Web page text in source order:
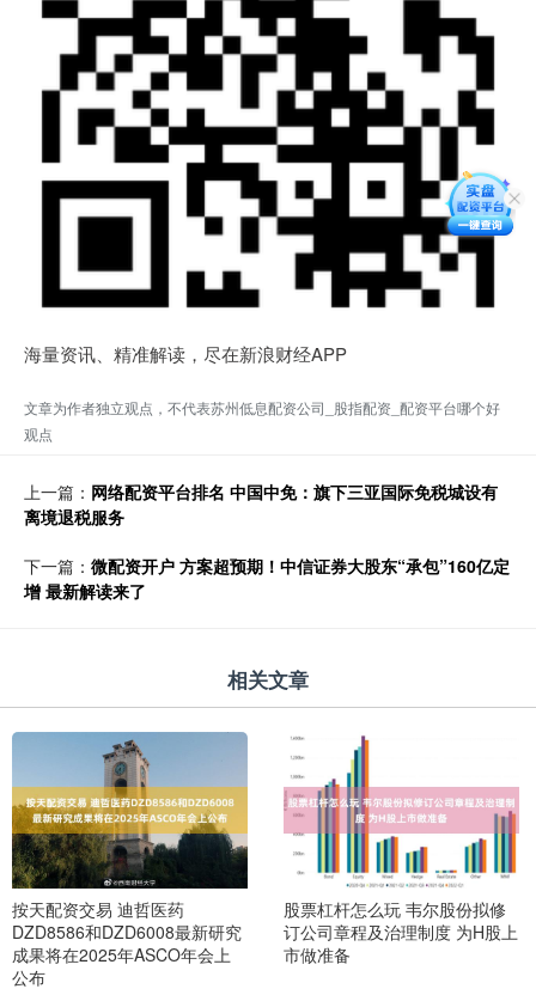
海量资讯、精准解读，尽在新浪财经APP
文章为作者独立观点，不代表苏州低息配资公司_股指配资_配资平台哪个好
观点
上一篇： 网络配资平台排名 中国中免：旗下三亚国际免税城设有
离境退税服务
下一篇： 微配资开户 方案超预期！中信证券大股东“承包”160亿定
增 最新解读来了
相关文章
按天配资交易 迪哲医药
DZD8586和DZD6008最新研究
成果将在2025年ASCO年会上
公布
股票杠杆怎么玩 韦尔股份拟修
订公司章程及治理制度 为H股上
市做准备